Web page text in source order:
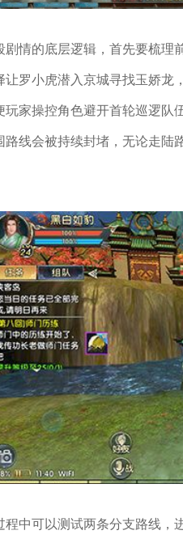
剧情的底层逻辑，首先要梳理
让罗小虎潜入京城寻找玉娇
玩家操控角色避开首轮巡逻
路线会被持续封堵，无论走
程中可以测试两条分支路线，